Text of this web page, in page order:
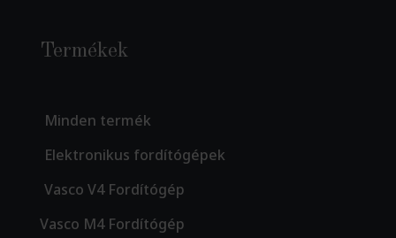
Termékek
Minden termék
Elektronikus fordítógépek
Vasco V4 Fordítógép
Vasco M4 Fordítógép